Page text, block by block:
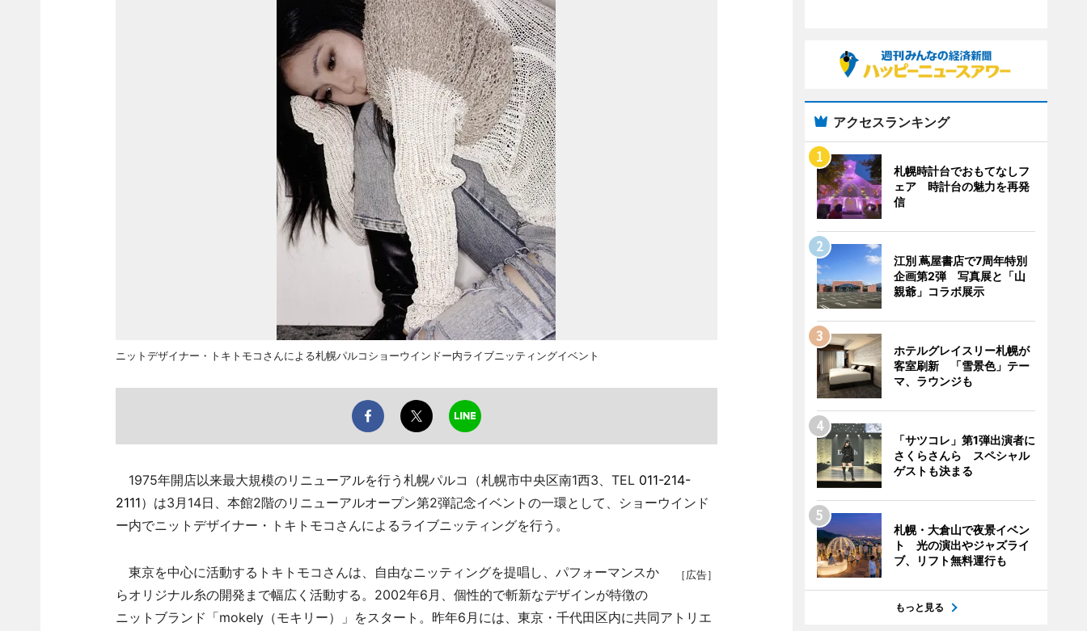
ニットデザイナー・トキトモコさんによる札幌パルコショーウインドー内ライブニッティングイベント
1975年開店以来最大規模のリニューアルを行う札幌パルコ（札幌市中央区南1西3、TEL 011-214-
2111）は3月14日、本館2階のリニューアルオープン第2弾記念イベントの一環として、ショーウインド
ー内でニットデザイナー・トキトモコさんによるライブニッティングを行う。
［広告］
東京を中心に活動するトキトモコさんは、自由なニッティングを提唱し、パフォーマンスか
らオリジナル糸の開発まで幅広く活動する。2002年6月、個性的で斬新なデザインが特徴の
ニットブランド「mokely（モキリー）」をスタート。昨年6月には、東京・千代田区内に共同アトリエ
アクセスランキング
札幌時計台でおもてなしフ
ェア 時計台の魅力を再発
信
江別 蔦屋書店で7周年特別
企画第2弾 写真展と「山
親爺」コラボ展示
ホテルグレイスリー札幌が
客室刷新 「雪景色」テー
マ、ラウンジも
「サツコレ」第1弾出演者に
さくらさんら スペシャル
ゲストも決まる
札幌・大倉山で夜景イベン
ト 光の演出やジャズライ
ブ、リフト無料運行も
もっと見る